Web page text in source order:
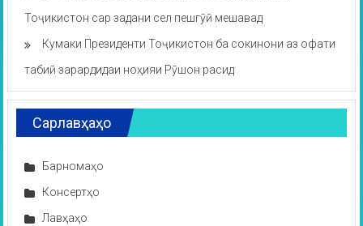
Тоҷикистон сар задани сел пешгӯӣ мешавад
Кумаки Президенти Тоҷикистон ба сокинони аз офати
табиӣ зарардидаи ноҳияи Рӯшон расид
Сарлавҳаҳо
Барномаҳо
Консертҳо
Лавҳаҳо